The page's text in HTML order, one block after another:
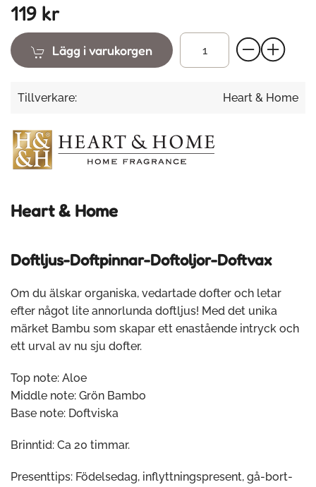
119 kr
Lägg i varukorgen
Tillverkare: Heart & Home
Heart & Home
Doftljus-Doftpinnar-Doftoljor-Doftvax
Om du älskar organiska, vedartade dofter och letar
efter något lite annorlunda doftljus! Med det unika
märket Bambu som skapar ett enastående intryck och
ett urval av nu sju dofter.
Top note: Aloe
Middle note: Grön Bambo
Base note: Doftviska
Brinntid: Ca 20 timmar.
Presenttips: Födelsedag, inflyttningspresent, gå-bort-